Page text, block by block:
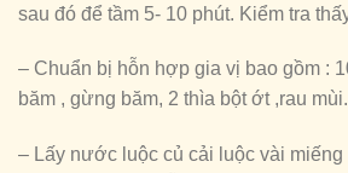
sau đó để tầm 5- 10 phút. Kiểm tra
– Chuẩn bị hỗn hợp gia vị bao gồm :
băm , gừng băm, 2 thìa bột ớt ,rau mùi.
– Lấy nước luộc củ cải luộc vài